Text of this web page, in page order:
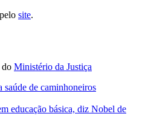
site.
do Ministério da Justiça
saúde de caminhoneiros
educação básica, diz Nobel de